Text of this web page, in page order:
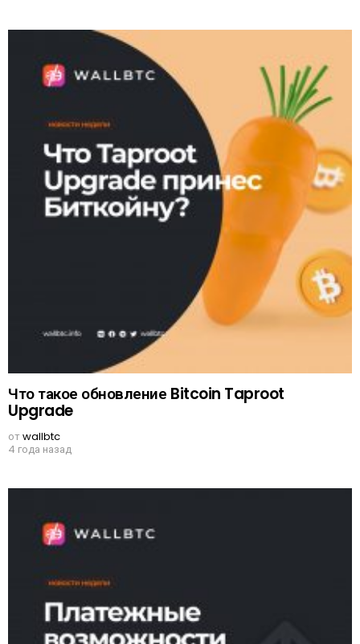
Что такое обновление Bitcoin Taproot
Upgrade
отwallbtc
4 года назад